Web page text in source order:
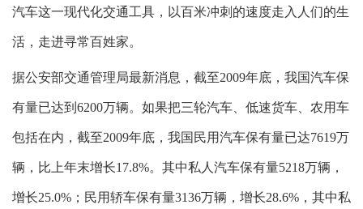
汽车这一现代化交通工具，以百米冲刺的速度走入人们的生
活，走进寻常百姓家。
据公安部交通管理局最新消息，截至2009年底，我国汽车保
有量已达到6200万辆。如果把三轮汽车、低速货车、农用车
包括在内，截至2009年底，我国民用汽车保有量已达7619万
辆，比上年末增长17.8%。其中私人汽车保有量5218万辆，
增长25.0%；民用轿车保有量3136万辆，增长28.6%，其中私